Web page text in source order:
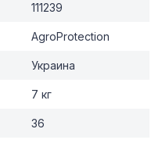
111239
AgroProtection
Украина
7 кг
36